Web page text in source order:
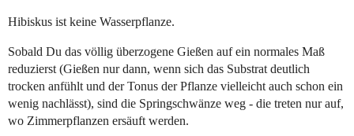
Hibiskus ist keine Wasserpflanze.
Sobald Du das völlig überzogene Gießen auf ein normales Maß
reduzierst (Gießen nur dann, wenn sich das Substrat deutlich
trocken anfühlt und der Tonus der Pflanze vielleicht auch schon ein
wenig nachlässt), sind die Springschwänze weg - die treten nur auf,
wo Zimmerpflanzen ersäuft werden.